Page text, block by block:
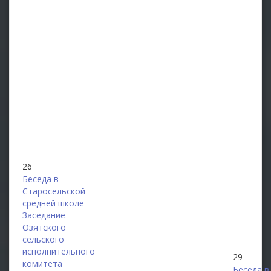
26
Беседа в
Старосельской
средней школе
Заседание
Озятского
сельского
исполнительного
комитета
29